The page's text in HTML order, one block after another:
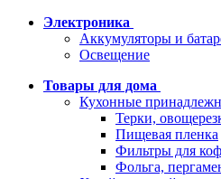
Электроника
Аккумуляторы и
Освещение
Товары для дома
Кухонные
Терки,
Пищевая пленка
Фильтры для
Фольга,